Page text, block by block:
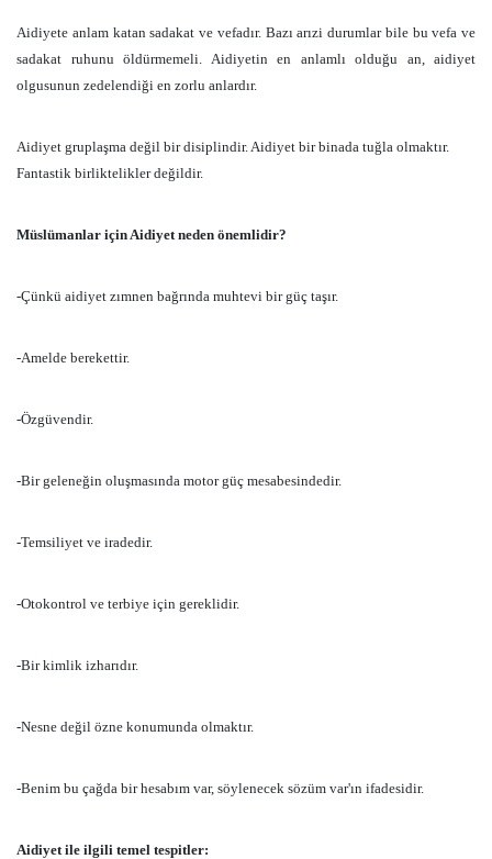
Aidiyete anlam katan sadakat ve vefadır. Bazı arızi durumlar bile bu vefa ve
sadakat ruhunu öldürmemeli. Aidiyetin en anlamlı olduğu an, aidiyet
olgusunun zedelendiği en zorlu anlardır.
Aidiyet gruplaşma değil bir disiplindir. Aidiyet bir binada tuğla olmaktır.
Fantastik birliktelikler değildir.
Müslümanlar için Aidiyet neden önemlidir?
-Çünkü aidiyet zımnen bağrında muhtevi bir güç taşır.
-Amelde berekettir.
-Özgüvendir.
-Bir geleneğin oluşmasında motor güç mesabesindedir.
-Temsiliyet ve iradedir.
-Otokontrol ve terbiye için gereklidir.
-Bir kimlik izharıdır.
-Nesne değil özne konumunda olmaktır.
-Benim bu çağda bir hesabım var, söylenecek sözüm var'ın ifadesidir.
Aidiyet ile ilgili temel tespitler: